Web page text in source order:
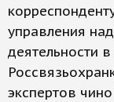
управления
деятельности
экспертов